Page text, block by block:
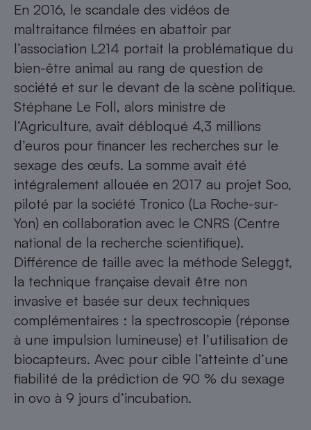
En 2016, le scandale des vidéos de
maltraitance filmées en abattoir par
l’association L214 portait la problématique du
bien-être animal au rang de question de
société et sur le devant de la scène politique.
Stéphane Le Foll, alors ministre de
l’Agriculture, avait débloqué 4,3 millions
d’euros pour financer les recherches sur le
sexage des œufs. La somme avait été
intégralement allouée en 2017 au projet Soo,
piloté par la société Tronico (La Roche-sur-
Yon) en collaboration avec le CNRS (Centre
national de la recherche scientifique).
Différence de taille avec la méthode Seleggt,
la technique française devait être non
invasive et basée sur deux techniques
complémentaires : la spectroscopie (réponse
à une impulsion lumineuse) et l’utilisation de
biocapteurs. Avec pour cible l’atteinte d’une
fiabilité de la prédiction de 90 % du sexage
in ovo à 9 jours d’incubation.